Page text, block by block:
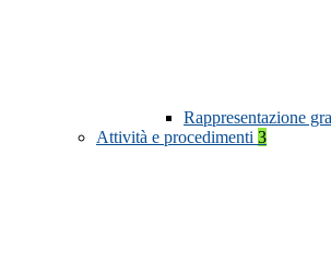
Rappresentazione
Attività e procedimenti 3